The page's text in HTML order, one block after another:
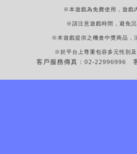
※本遊戲為免費使用，遊戲
※請注意遊戲時間，避免
※本遊戲提供之機會中獎商品，
※於平台上尊重包容多元性別
客戶服務傳真：02-22996996